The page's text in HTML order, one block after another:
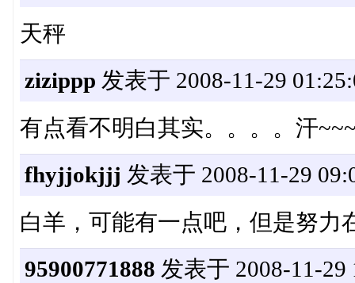
天秤
zizippp 发表于 2008-11-29
有点看不明白其实。。。。汗
fhyjjokjjj 发表于 2008-11-29
白羊，可能有一点吧，但是努力
95900771888 发表于 2008-11-29